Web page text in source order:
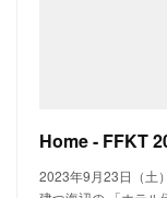
Home - FFKT
2023年9月23日（土